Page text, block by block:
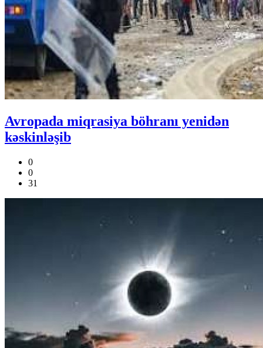
Avropada miqrasiya böhranı yenidən
kəskinləşib
0
0
31